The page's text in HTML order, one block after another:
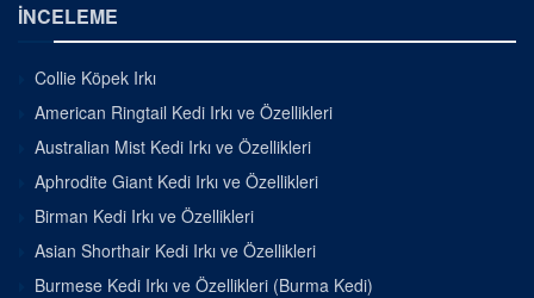
İNCELEME
Collie Köpek Irkı
American Ringtail Kedi Irkı ve Özellikleri
Australian Mist Kedi Irkı ve Özellikleri
Aphrodite Giant Kedi Irkı ve Özellikleri
Birman Kedi Irkı ve Özellikleri
Asian Shorthair Kedi Irkı ve Özellikleri
Burmese Kedi Irkı ve Özellikleri (Burma Kedi)